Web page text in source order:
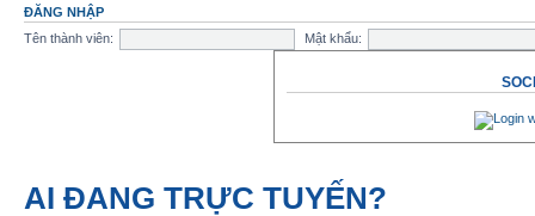
ĐĂNG NHẬP
Tên thành viên:
Mật khẩu:
AI ĐANG TRỰC TUYẾN?